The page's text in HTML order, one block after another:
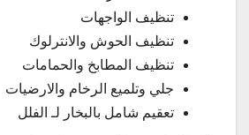
تنظيف الواجهات
تنظيف الحوش والانترلوك
تنظيف المطابخ والحمامات
جلي وتلميع الرخام والارضيات
تعقيم شامل بالبخار لـ الفلل